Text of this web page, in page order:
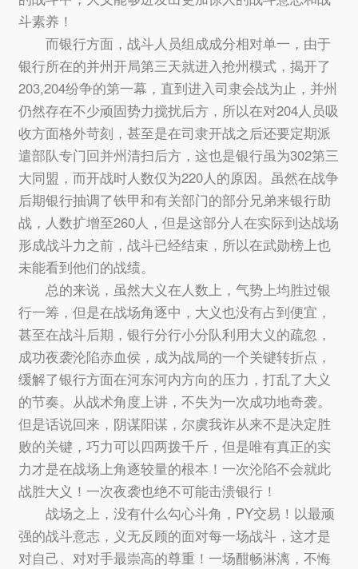
斗素养！
而银行方面，战斗人员组成成分相对单一，由于
银行所在的并州开局第三天就进入抢州模式，揭开了
203,204纷争的第一幕，直到进入司隶会战为止，并州
仍然存在不少顽固势力搅扰后方，所以在对204人员吸
收方面格外苛刻，甚至是在司隶开战之后还要定期派
遣部队专门回并州清扫后方，这也是银行虽为302第三
大同盟，而开战时人数仅为220人的原因。虽然在战争
后期银行抽调了铁甲和有关部门的部分兄弟来银行助
战，人数扩增至260人，但是这部分人在实际到达战场
形成战斗力之前，战斗已经结束，所以在武勋榜上也
未能看到他们的战绩。
总的来说，虽然大义在人数上，气势上均胜过银
行一筹，但是在战场角逐中，大义也没有占到便宜，
甚至在战斗后期，银行分行小分队利用大义的疏忽，
成功夜袭沦陷赤血侯，成为战局的一个关键转折点，
缓解了银行方面在河东河内方向的压力，打乱了大义
的节奏。从战术角度上讲，不失为一次成功地奇袭。
但是话说回来，阴谋阳谋，尔虞我诈从来不是决定胜
败的关键，巧力可以四两拨千斤，但是唯有真正的实
力才是在战场上角逐较量的根本！一次沦陷不会就此
战胜大义！一次夜袭也绝不可能击溃银行！
战场之上，没有什么勾心斗角，PY交易！以最顽
强的战斗意志，义无反顾的面对每一场战斗，这才是
对自己、对对手最崇高的尊重！一场酣畅淋漓，不悔